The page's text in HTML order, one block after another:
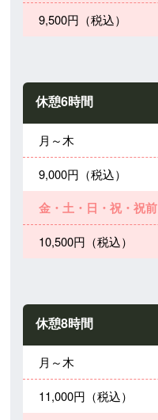
9,500円（税込）
休憩6時間
月～木
9,000円（税込）
金・土・日・祝・祝前
10,500円（税込）
休憩8時間
月～木
11,000円（税込）